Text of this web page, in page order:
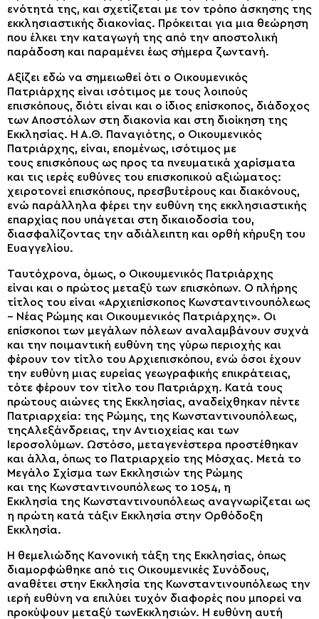
ενότητά της, και σχετίζεται με τον τρόπο άσκησης της
εκκλησιαστικής διακονίας. Πρόκειται για μια θεώρηση
που έλκει την καταγωγή της από την αποστολική
παράδοση και παραμένει έως σήμερα ζωντανή.
Αξίζει εδώ να σημειωθεί ότι ο Οικουμενικός
Πατριάρχης είναι ισότιμος με τους λοιπούς
επισκόπους, διότι είναι και ο ίδιος επίσκοπος, διάδοχος
των Αποστόλων στη διακονία και στη διοίκηση της
Εκκλησίας. Η Α.Θ. Παναγιότης, ο Οικουμενικός
Πατριάρχης, είναι, επομένως, ισότιμος με
τους επισκόπους ως προς τα πνευματικά χαρίσματα
και τις ιερές ευθύνες του επισκοπικού αξιώματος:
χειροτονεί επισκόπους, πρεσβυτέρους και διακόνους,
ενώ παράλληλα φέρει την ευθύνη της εκκλησιαστικής
επαρχίας που υπάγεται στη δικαιοδοσία του,
διασφαλίζοντας την αδιάλειπτη και ορθή κήρυξη του
Ευαγγελίου.
Ταυτόχρονα, όμως, ο Οικουμενικός Πατριάρχης
είναι και ο πρώτος μεταξύ των επισκόπων. Ο πλήρης
τίτλος του είναι «Αρχιεπίσκοπος Κωνσταντινουπόλεως
– Νέας Ρώμης και Οικουμενικός Πατριάρχης». Οι
επίσκοποι των μεγάλων πόλεων αναλαμβάνουν συχνά
και την ποιμαντική ευθύνη της γύρω περιοχής και
φέρουν τον τίτλο του Αρχιεπισκόπου, ενώ όσοι έχουν
την ευθύνη μιας ευρείας γεωγραφικής επικράτειας,
τότε φέρουν τον τίτλο του Πατριάρχη. Κατά τους
πρώτους αιώνες της Εκκλησίας, αναδείχθηκαν πέντε
Πατριαρχεία: της Ρώμης, της Κωνσταντινουπόλεως,
τηςΑλεξάνδρειας, την Αντιοχείας και των
Ιεροσολύμων. Ωστόσο, μεταγενέστερα προστέθηκαν
και άλλα, όπως το Πατριαρχείο της Μόσχας. Μετά το
Μεγάλο Σχίσμα των Εκκλησιών της Ρώμης
και της Κωνσταντινουπόλεως το 1054, η
Εκκλησία της Κωνσταντινουπόλεως αναγνωρίζεται ως
η πρώτη κατά τάξιν Εκκλησία στην Ορθόδοξη
Εκκλησία.
Η θεμελιώδης Κανονική τάξη της Εκκλησίας, όπως
διαμορφώθηκε από τις Οικουμενικές Συνόδους,
αναθέτει στην Εκκλησία της Κωνσταντινουπόλεως την
ιερή ευθύνη να επιλύει τυχόν διαφορές που μπορεί να
προκύψουν μεταξύ τωνΕκκλησιών. Η ευθύνη αυτή